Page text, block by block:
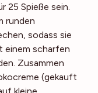
25 Spieße sein.
runden
sodass sie
einem scharfen
Zusammen
(gekauft
kleine